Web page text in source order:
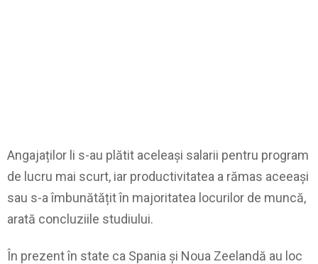
Angajaților li s-au plătit aceleași salarii pentru program
de lucru mai scurt, iar productivitatea a rămas aceeași
sau s-a îmbunătățit în majoritatea locurilor de muncă,
arată concluziile studiului.
În prezent în state ca Spania și Noua Zeelandă au loc